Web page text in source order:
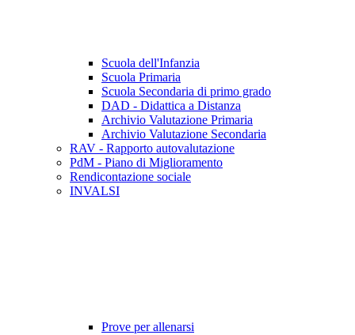
Scuola dell'Infanzia
Scuola Primaria
Scuola Secondaria di primo grado
DAD - Didattica a Distanza
Archivio Valutazione Primaria
Archivio Valutazione Secondaria
RAV - Rapporto autovalutazione
PdM - Piano di Miglioramento
Rendicontazione sociale
INVALSI
Prove per allenarsi